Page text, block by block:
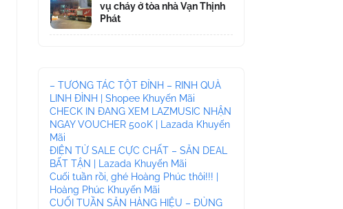
vụ cháy ở tòa nhà Vạn Thịnh
Phát
– TƯƠNG TÁC TỘT ĐỈNH – RINH QUÀ
LINH ĐÌNH | Shopee Khuyến Mãi
CHECK IN ĐANG XEM LAZMUSIC NHẬN
NGAY VOUCHER 500K | Lazada Khuyến
Mãi
ĐIỆN TỬ SALE CỰC CHẤT – SĂN DEAL
BẤT TẬN | Lazada Khuyến Mãi
Cuối tuần rồi, ghé Hoàng Phúc thôi!!! |
Hoàng Phúc Khuyến Mãi
CUỐI TUẦN SĂN HÀNG HIỆU – ĐỦNG